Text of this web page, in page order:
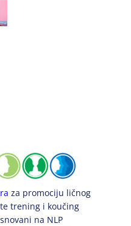
za promociju ličnog
trening i koučing
na NLP